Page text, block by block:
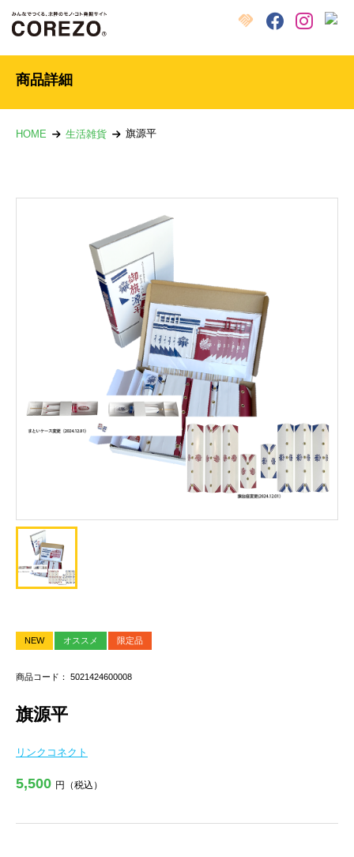
クラウドファンディング
FacebookInstagram
X
商品詳細
HOME 生活雑貨 旗源平
NEW オススメ 限定品
商品コード： 5021424600008
旗源平
リンクコネクト
5,500 円（税込）